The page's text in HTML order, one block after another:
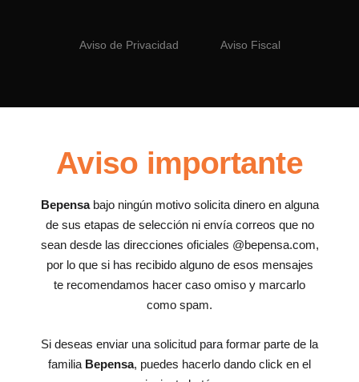
Aviso de Privacidad Aviso Fiscal
Aviso importante
Bepensabajo ningún motivo solicita dinero en alguna
de sus etapas de selección ni envía correos que no
sean desde las direcciones oficiales @bepensa.com,
por lo que si has recibido alguno de esos mensajes
te recomendamos hacer caso omiso y marcarlo
como spam.
Si deseas enviar una solicitud para formar parte de la
familia Bepensa, puedes hacerlo dando click en el